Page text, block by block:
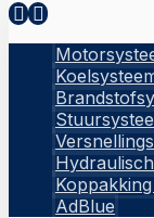
AdBlue